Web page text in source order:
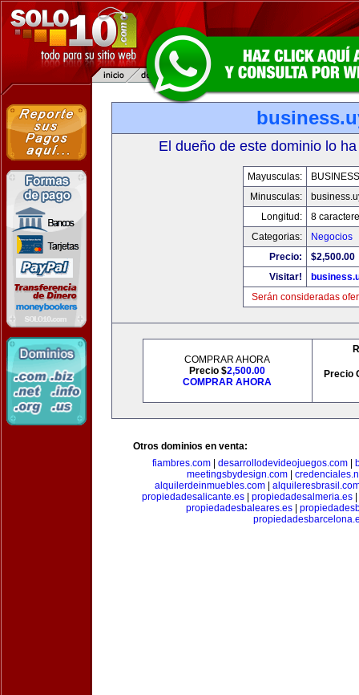
El dueño de este dominio lo
Mayusculas:
Minusculas:
Longitud:
8
Categorias:
Negocios
Precio:
$2,500.00
Visitar!
Serán consideradas
COMPRAR AHORA
Precio $2,500.00
COMPRAR AHORA
Precio
Otros dominios en venta:
fiambres.com| desarrollodevideojuegos.com|
meetingsbydesign.com|
alquilerdeinmuebles.com|
propiedadesalicante.es| propiedadesalmeria.es|
propiedadesbaleares.es